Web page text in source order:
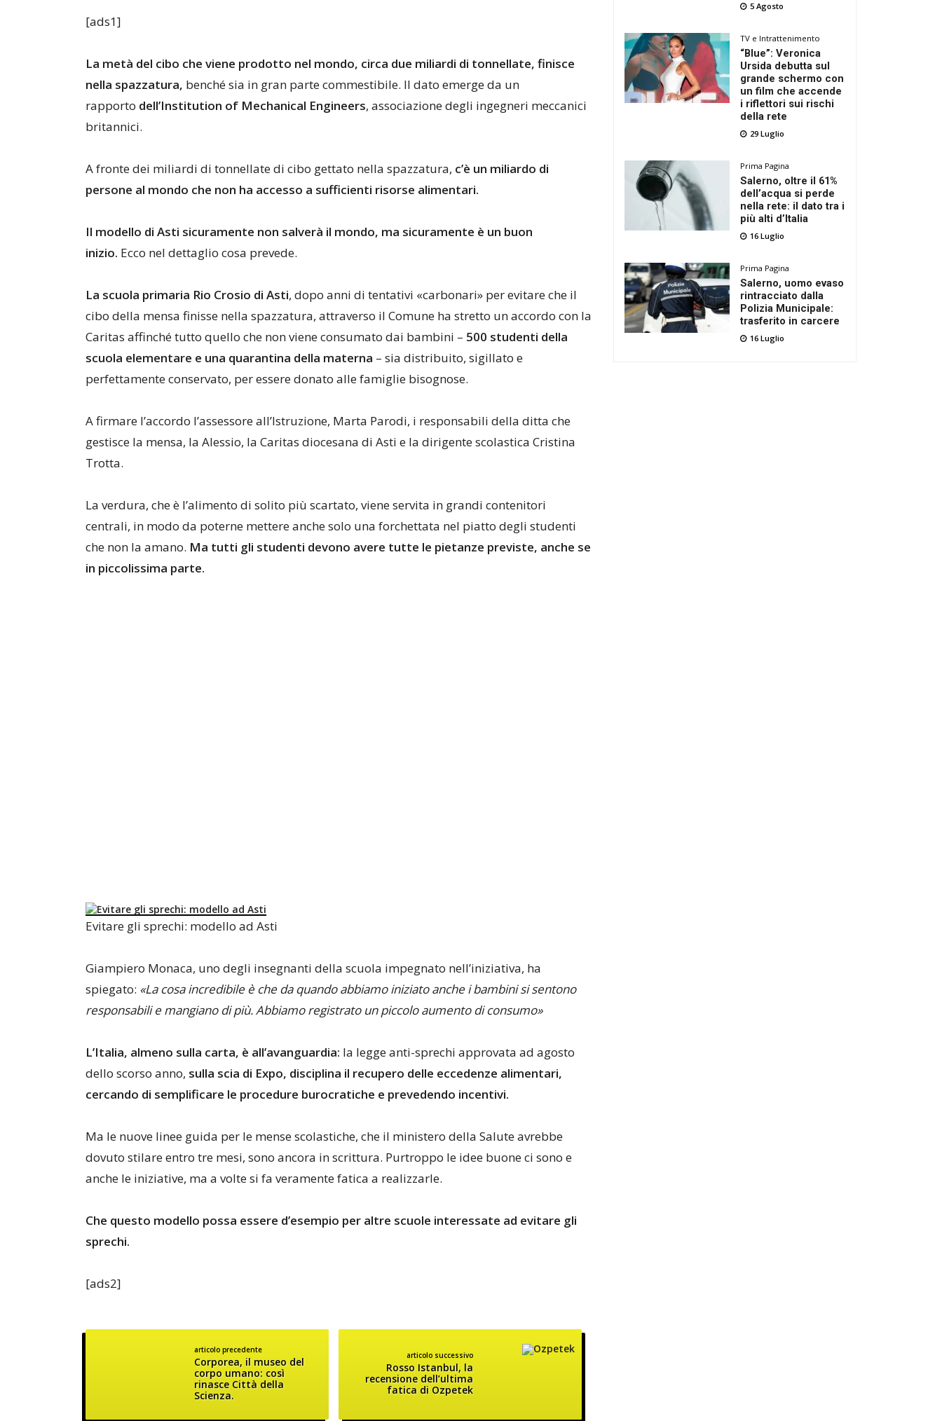
[ads1]
La metà del cibo che viene prodotto nel mondo, circa due miliardi di tonnellate, finisce
nella spazzatura, benché sia in gran parte commestibile. Il dato emerge da un
rapporto dell’Institution of Mechanical Engineers, associazione degli ingegneri meccanici
britannici.
A fronte dei miliardi di tonnellate di cibo gettato nella spazzatura, c’è un miliardo di
persone al mondo che non ha accesso a sufficienti risorse alimentari.
Il modello di Asti sicuramente non salverà il mondo, ma sicuramente è un buon
inizio. Ecco nel dettaglio cosa prevede.
La scuola primaria Rio Crosio di Asti, dopo anni di tentativi «carbonari» per evitare che il
cibo della mensa finisse nella spazzatura, attraverso il Comune ha stretto un accordo con la
Caritas affinché tutto quello che non viene consumato dai bambini – 500 studenti della
scuola elementare e una quarantina della materna – sia distribuito, sigillato e
perfettamente conservato, per essere donato alle famiglie bisognose.
A firmare l’accordo l’assessore all’Istruzione, Marta Parodi, i responsabili della ditta che
gestisce la mensa, la Alessio, la Caritas diocesana di Asti e la dirigente scolastica Cristina
Trotta.
La verdura, che è l’alimento di solito più scartato, viene servita in grandi contenitori
centrali, in modo da poterne mettere anche solo una forchettata nel piatto degli studenti
che non la amano. Ma tutti gli studenti devono avere tutte le pietanze previste, anche se
in piccolissima parte.
Evitare gli sprechi: modello ad Asti
Giampiero Monaca, uno degli insegnanti della scuola impegnato nell’iniziativa, ha
spiegato: «La cosa incredibile è che da quando abbiamo iniziato anche i bambini si sentono
responsabili e mangiano di più. Abbiamo registrato un piccolo aumento di consumo»
L’Italia, almeno sulla carta, è all’avanguardia: la legge anti-sprechi approvata ad agosto
dello scorso anno, sulla scia di Expo, disciplina il recupero delle eccedenze alimentari,
cercando di semplificare le procedure burocratiche e prevedendo incentivi.
Ma le nuove linee guida per le mense scolastiche, che il ministero della Salute avrebbe
dovuto stilare entro tre mesi, sono ancora in scrittura. Purtroppo le idee buone ci sono e
anche le iniziative, ma a volte si fa veramente fatica a realizzarle.
Che questo modello possa essere d’esempio per altre scuole interessate ad evitare gli
sprechi.
[ads2]
articolo precedente
Corporea, il museo del
corpo umano: così
rinasce Città della
Scienza.
articolo successivo
Rosso Istanbul, la
recensione dell’ultima
fatica di Ozpetek
5 Agosto
TV e Intrattenimento
“Blue”: Veronica
Ursida debutta sul
grande schermo con
un film che accende
i riflettori sui rischi
della rete
29 Luglio
Prima Pagina
Salerno, oltre il 61%
dell’acqua si perde
nella rete: il dato tra i
più alti d’Italia
16 Luglio
Prima Pagina
Salerno, uomo evaso
rintracciato dalla
Polizia Municipale:
trasferito in carcere
16 Luglio